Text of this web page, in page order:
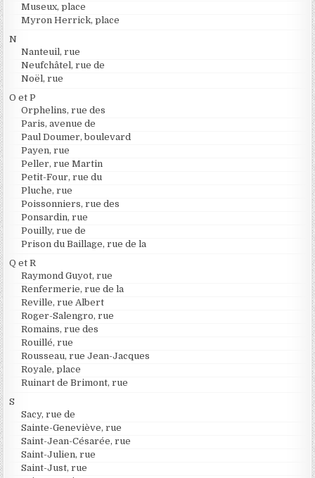
Museux, place
Myron Herrick, place
N
Nanteuil, rue
Neufchâtel, rue de
Noël, rue
O et P
Orphelins, rue des
Paris, avenue de
Paul Doumer, boulevard
Payen, rue
Peller, rue Martin
Petit-Four, rue du
Pluche, rue
Poissonniers, rue des
Ponsardin, rue
Pouilly, rue de
Prison du Baillage, rue de la
Q et R
Raymond Guyot, rue
Renfermerie, rue de la
Reville, rue Albert
Roger-Salengro, rue
Romains, rue des
Rouillé, rue
Rousseau, rue Jean-Jacques
Royale, place
Ruinart de Brimont, rue
S
Sacy, rue de
Sainte-Geneviève, rue
Saint-Jean-Césarée, rue
Saint-Julien, rue
Saint-Just, rue